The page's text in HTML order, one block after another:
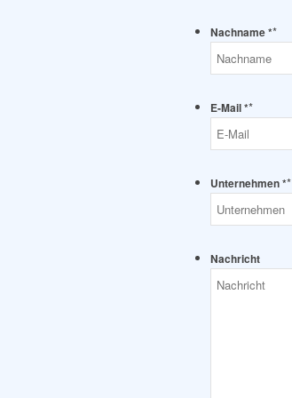
Nachname **
E-Mail **
Unternehmen **
Nachricht